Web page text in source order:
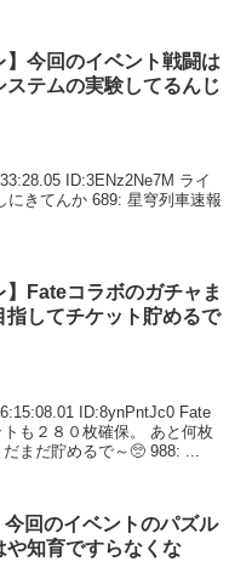
】今回のイベント戦闘は
ステムの実験してるんじ
ID:3ENz2Ne7M ライ
にきてんか 689: 星穹列車速報
】Fateコラボのガチャま
指してチケット貯めるで
ID:8ynPntJc0 Fate
も２８０枚確保。 あと何枚
まだ貯めるで～🥺 988: ...
今回のイベントのパズル
や知育ですらなくな